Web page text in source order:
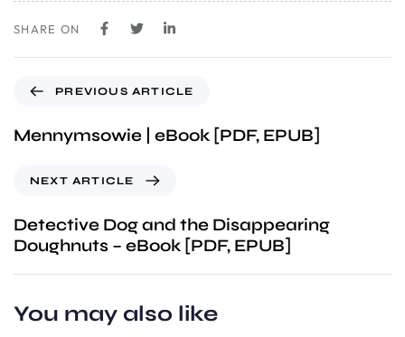
SHARE ON
PREVIOUS ARTICLE
Mennymsowie | eBook [PDF, EPUB]
NEXT ARTICLE
Detective Dog and the Disappearing
Doughnuts – eBook [PDF, EPUB]
You may also like